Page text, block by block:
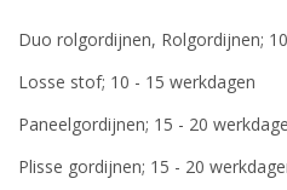
Duo rolgordijnen, Rolgordijnen;
Losse stof; 10 - 15 werkdagen
Paneelgordijnen; 15 - 20
Plisse gordijnen; 15 - 20